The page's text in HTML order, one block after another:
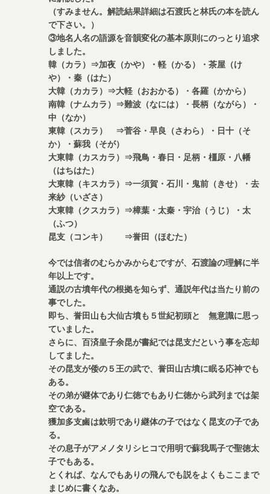
（すみません。解読結果詳細は石渡氏と林氏の本を読ん
で下さい。）
③地名人名の語源を音韻変化の基本原則にのっとり追求
しました。
韓（カラ）⇒加夜（かや）・軽（かる）・茶屋（け
や）・秦（はた）
大韓（カカラ）⇒大軽（おおかる）・各羅（かから）
南韓（ナムカラ）⇒難波（なには）・長柄（ながら）・
中（なか）
東韓（スカラ） ⇒菅谷・早良（さわら）・日十（そ
か）・蘇我（そが）
大東韓（カスカラ）⇒飛鳥・春日・足柄・橿原・八幡
（はちはた）
大東韓（キスカラ）⇒一須賀・石川・鬼前（きせ）・去
来紗（いざさ）
大東韓（クスカラ）⇒樟葉・太秦・宇治（うじ）・太
（ふつ）
昆支（コンキ） ⇒誉田（ほむた）
今では信者のむらかみからむですが、石渡論の理解に半
年以上です。
通説の古墳年代の根拠を知らず、通説年代は当たり前の
事でした。
即ち、誉田山も大仙古墳も５世紀初頭と 無意識に思っ
ていました。
さらに、百済皇子余昆が書紀では昆支だという事を忘却
してました。
その昆支が倭の５王の武で、誉田山古墳に眠る応神でも
ある。
その弟が継体であり仁徳でもあり仁徳から武列までは架
空である。
獲加多支鹵は欽明であり継体の子ではなく昆支の子であ
る。
その息子がアメノタリシヒコで用明で蘇我馬子で聖徳太
子でもある。
とくれば、なんでもありの飛んでも説をよくもここまで
まじめに書くなあ。